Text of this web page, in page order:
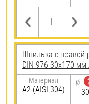
Шпилька с правой
DIN 976 30х170 мм
Материал
А2 (AISI 304)
Ø
30